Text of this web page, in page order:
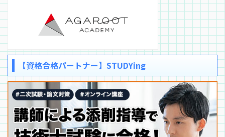
【資格合格パートナー】STUDYing